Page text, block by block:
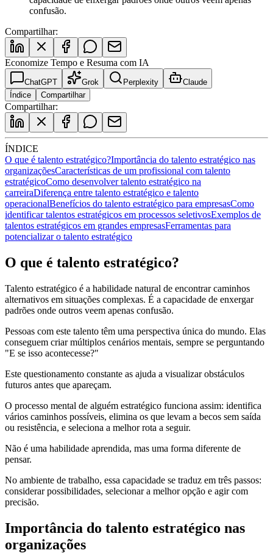
confusão.
Compartilhar:
Economize Tempo e Resuma com IA
ChatGPT Grok Perplexity
Claude
Índice
Compartilhar
Compartilhar:
ÍNDICE
O que é talento estratégico?Importância do talento estratégico nas
organizaçõesCaracterísticas de um profissional com talento
estratégicoComo desenvolver talento estratégico na
carreiraDiferença entre talento estratégico e talento
operacionalBenefícios do talento estratégico para empresasComo
identificar talentos estratégicos em processos seletivosExemplos de
talentos estratégicos em grandes empresasFerramentas para
potencializar o talento estratégico
O que é talento estratégico?
Talento estratégico é a habilidade natural de encontrar caminhos
alternativos em situações complexas. É a capacidade de enxergar
padrões onde outros veem apenas confusão.
Pessoas com este talento têm uma perspectiva única do mundo. Elas
conseguem criar múltiplos cenários mentais, sempre se perguntando
"E se isso acontecesse?"
Este questionamento constante as ajuda a visualizar obstáculos
futuros antes que apareçam.
O processo mental de alguém estratégico funciona assim: identifica
vários caminhos possíveis, elimina os que levam a becos sem saída
ou resistência, e seleciona a melhor rota a seguir.
Não é uma habilidade aprendida, mas uma forma diferente de
pensar.
No ambiente de trabalho, essa capacidade se traduz em três passos:
considerar possibilidades, selecionar a melhor opção e agir com
precisão.
Importância do talento estratégico nas
organizações